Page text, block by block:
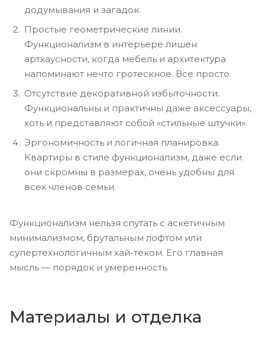
додумывания и загадок.
Простые геометрические линии.
Функционализм в интерьере лишен
артхаусности, когда мебель и архитектура
напоминают нечто гротескное. Все просто.
Отсутствие декоративной избыточности.
Функциональны и практичны даже аксессуары,
хоть и представляют собой «стильные штучки».
Эргономичность и логичная планировка.
Квартиры в стиле функционализм, даже если
они скромны в размерах, очень удобны для
всех членов семьи.
Функционализм нельзя спутать с аскетичным
минимализмом, брутальным лофтом или
супертехнологичным хай-теком. Его главная
мысль — порядок и умеренность.
Материалы и отделка